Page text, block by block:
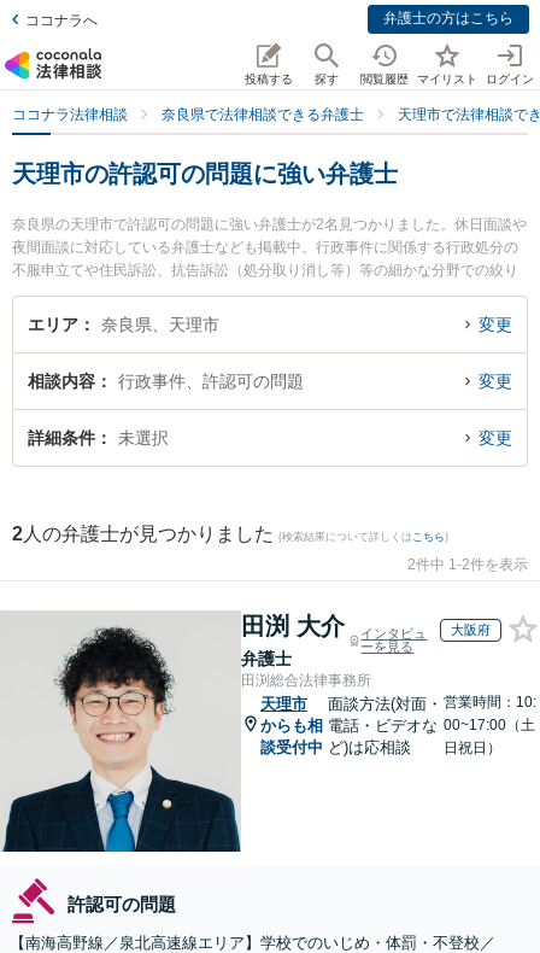
ココナラへ 弁護士の方はこちら
投稿する 探す 閲覧履歴 マイリスト ログイン
ココナラ法律相談 奈良県で法律相談できる弁護士 天理市で法律相談で
天理市の許認可の問題に強い弁護士
奈良県の天理市で許認可の問題に強い弁護士が2名見つかりました。休日面談や
夜間面談に対応している弁護士なども掲載中。行政事件に関係する行政処分の
不服申立てや住民訴訟、抗告訴訟（処分取り消し等）等の細かな分野での絞り
込み検索もでき便利です。特にフジイ法律事務所の藤井 茂久弁護士やフジイ法
律事務所の加見 旬嗣弁護士のプロフィール情報や弁護士費用、強みなどが注目
の弁護士を検索したい』『初回相談無料で許認可の問題を法律相談できる天理
市内の弁護士に相談予約したい』などでお困りの相談者さんにおすすめです。
エリア 奈良県、天理市 変更
相談内容 行政事件、許認可の問題 変更
詳細条件 未選択 変更
2 人の弁護士が見つかりました (検索結果について詳しくは こちら)
2件中 1-2件を表示
田渕 大介
弁護士
インタビュ
ーを見る
大阪府
田渕総合法律事務所
天理市
からも相
談受付中
面談方法(対面・
電話・ビデオな
ど)は応相談
営業時間：10:
00~17:00（土
日祝日）
許認可の問題
【南海高野線／泉北高速線エリア】学校でのいじめ・体罰・不登校／